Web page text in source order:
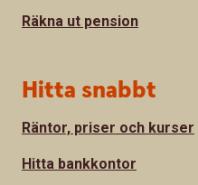
Räkna ut pension
Hitta snabbt
Räntor, priser och kurser
Hitta bankkontor